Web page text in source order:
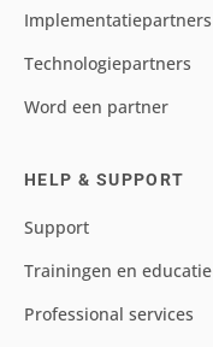
Implementatiepartners
Technologiepartners
Word een partner
HELP & SUPPORT
Support
Trainingen en educatie
Professional services